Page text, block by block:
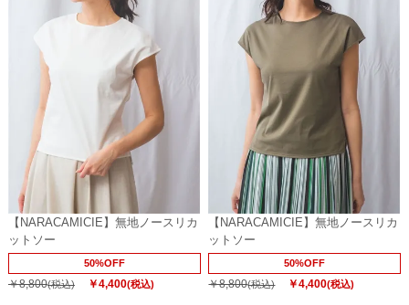
【NARACAMICIE】無地ノースリカ
ットソー
50%OFF
￥8,800(税込) ￥4,400(税込)
【NARACAMICIE】無地ノースリカ
ットソー
50%OFF
￥8,800(税込) ￥4,400(税込)